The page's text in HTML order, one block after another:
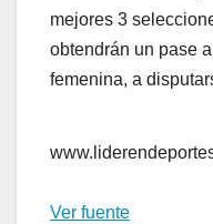
mejores 3
obtendrán un pase
femenina, a
Ver fuente